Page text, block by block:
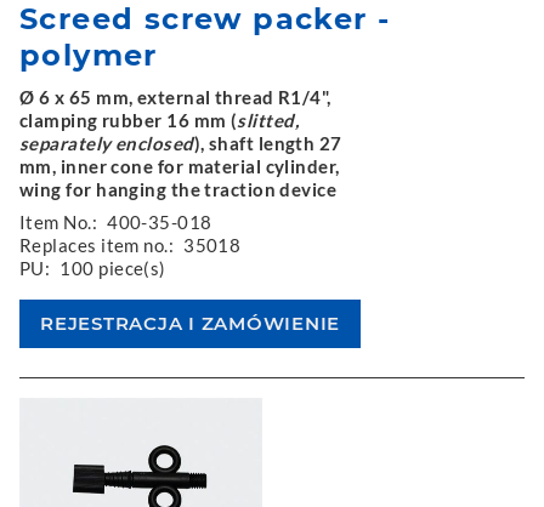
Screed screw packer -
polymer
Ø 6 x 65 mm, external thread R1/4",
clamping rubber 16 mm (slitted,
separately enclosed), shaft length 27
mm, inner cone for material cylinder,
wing for hanging the traction device
Item No.: 400-35-018
Replaces item no.: 35018
PU: 100 piece(s)